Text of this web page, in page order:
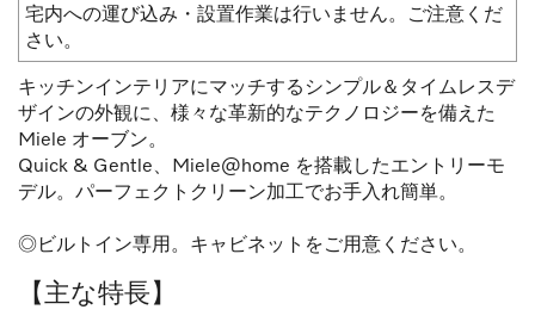
宅内への運び込み・設置作業は行いません。ご注意くだ
さい。
キッチンインテリアにマッチするシンプル＆タイムレスデ
ザインの外観に、様々な革新的なテクノロジーを備えた
Miele オーブン。
Quick & Gentle、Miele@home を搭載したエントリーモ
デル。パーフェクトクリーン加工でお手入れ簡単。
◎ビルトイン専用。キャビネットをご用意ください。
【主な特長】